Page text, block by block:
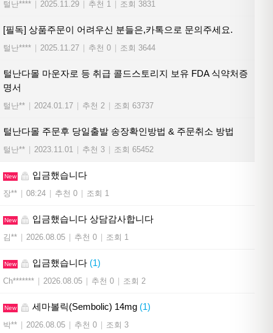
털난**** 2025.11.29 추천 1 조회 3831
[필독] 상품주문이 어려우신 분들은,카톡으로 문의주세요.
털난**** 2025.11.27 추천 0 조회 3644
털난다몰 마운자로 등 취급 콜드스토리지 보유 FDA 식약처증
명서
털난** 2024.01.17 추천 2 조회 63737
털난다몰 주문후 당일출발 송장확인방법 & 주문취소 방법
털난** 2023.11.01 추천 3 조회 65452
New 입금했습니다
장** 08:24 추천 0 조회 1
New 입금했습니다 상담감사합니다
김** 2026.08.05 추천 0 조회 1
New 입금했습니다 (1)
Ch******* 2026.08.05 추천 0 조회 2
New 세마볼릭(Sembolic) 14mg (1)
박** 2026.08.05 추천 0 조회 3